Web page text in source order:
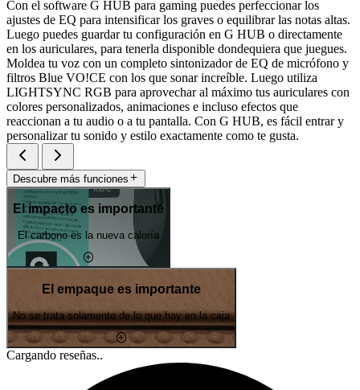
Con el software G HUB para gaming puedes perfeccionar los
ajustes de EQ para intensificar los graves o equilibrar las notas altas.
Luego puedes guardar tu configuración en G HUB o directamente
en los auriculares, para tenerla disponible dondequiera que juegues.
Moldea tu voz con un completo sintonizador de EQ de micrófono y
filtros Blue VO!CE con los que sonar increíble. Luego utiliza
LIGHTSYNC RGB para aprovechar al máximo tus auriculares con
colores personalizados, animaciones e incluso efectos que
reaccionan a tu audio o a tu pantalla. Con G HUB, es fácil entrar y
personalizar tu sonido y estilo exactamente como te gusta.
Descubre más funciones
El impacto es importante
El carbono es la nueva caloría
El empaque es importante
No se trata solamente de lo que hay en la caja
Cargando reseñas..